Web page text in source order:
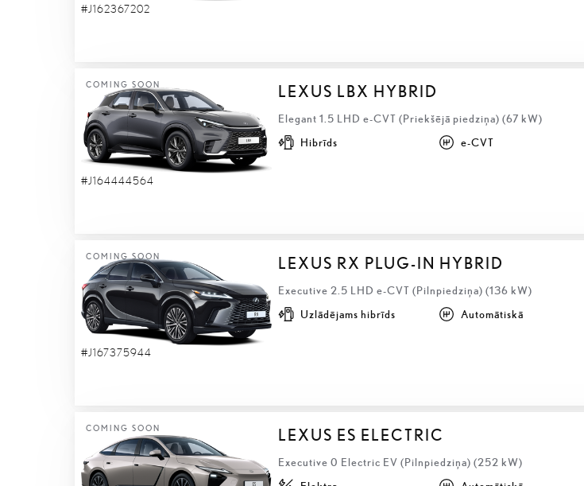
#J162367202
COMING SOON
#J164444564
LEXUS LBX HYBRID
Elegant 1.5 LHD e-CVT (Priekšējā piedziņa) (67 kW)
Hibrīds e-CVT
COMING SOON
#J167375944
LEXUS RX PLUG-IN HYBRID
Executive 2.5 LHD e-CVT (Pilnpiedziņa) (136 kW)
Uzlādējams hibrīds Automātiskā
COMING SOON LEXUS ES ELECTRIC
Executive 0 Electric EV (Pilnpiedziņa) (252 kW)